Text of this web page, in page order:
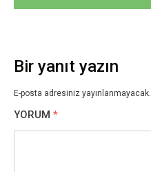
Bir yanıt yazın
E-posta adresiniz yayınlanmayacak.
YORUM *